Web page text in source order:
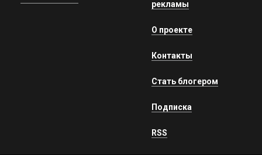
рекламы
О проекте
Контакты
Стать блогером
Подписка
RSS